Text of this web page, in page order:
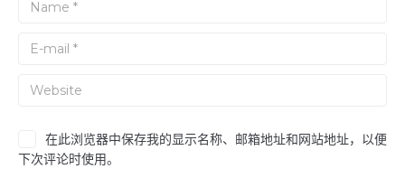
在此浏览器中保存我的显示名称、邮箱地址和网站地址，以便
下次评论时使用。